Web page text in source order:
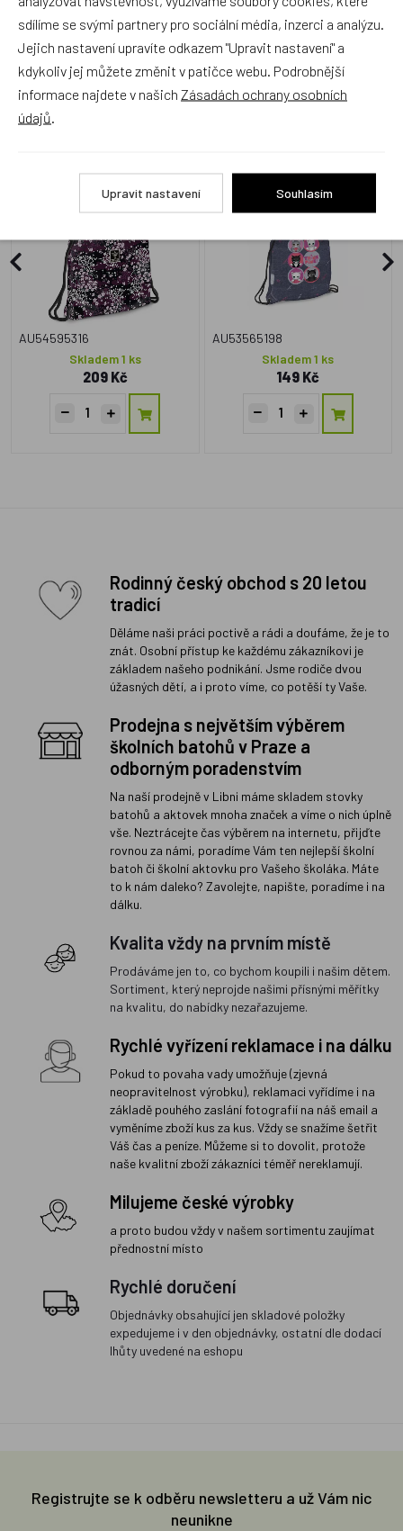
Alternativní zboží
Sakura teen
AU54595316
Skladem 1 ks
209 Kč
Think Pink 26
NOVINKA
AU53565198
Skladem 1 ks
149 Kč
Rodinný český obchod s 20 letou
tradicí
Děláme naši práci poctivě a rádi a doufáme, že je to
znát. Osobní přístup ke každému zákazníkovi je
základem našeho podnikání. Jsme rodiče dvou
úžasných dětí, a i proto víme, co potěší ty Vaše.
Prodejna s největším výběrem
školních batohů v Praze a
odborným poradenstvím
Na naší prodejně v Libni máme skladem stovky
batohů a aktovek mnoha značek a víme o nich úplně
vše. Neztrácejte čas výběrem na internetu, přijďte
rovnou za námi, poradíme Vám ten nejlepší školní
batoh či školní aktovku pro Vašeho školáka. Máte
to k nám daleko? Zavolejte, napište, poradíme i na
dálku.
Kvalita vždy na prvním místě
Prodáváme jen to, co bychom koupili i našim dětem.
Sortiment, který neprojde našimi přísnými měřítky
na kvalitu, do nabídky nezařazujeme.
Rychlé vyřízení reklamace i na dálku
Pokud to povaha vady umožňuje (zjevná
neopravitelnost výrobku), reklamaci vyřídíme i na
základě pouhého zaslání fotografií na náš email a
vyměníme zboží kus za kus. Vždy se snažíme šetřit
Váš čas a peníze. Můžeme si to dovolit, protože
naše kvalitní zboží zákazníci téměř nereklamují.
Milujeme české výrobky
a proto budou vždy v našem sortimentu zaujímat
přednostní místo
Rychlé doručení
Objednávky obsahující jen skladové položky
expedujeme i v den objednávky, ostatní dle dodací
lhůty uvedené na eshopu
Registrujte se k odběru newsletteru a už Vám nic
neunikne
sdílíme se svými partnery pro sociální média, inzerci a analýzu.
Jejich nastavení upravíte odkazem "Upravit nastavení" a
kdykoliv jej můžete změnit v patičce webu. Podrobnější
informace najdete v našich Zásadách ochrany osobních
údajů
Upravit nastavení Souhlasím